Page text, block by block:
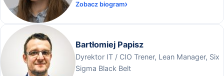
Zobacz biogram
Bartłomiej Papisz
Dyrektor IT / CIO Trener, Lean Manager, Six
Sigma Black Belt